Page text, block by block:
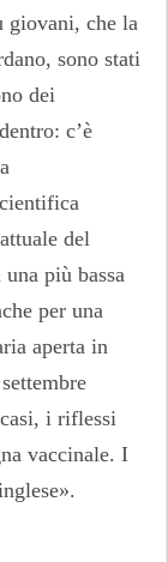
giovani, che la
sono stati
dei
c’è
del
più bassa
per una
aperta in
i riflessi
vaccinale. I